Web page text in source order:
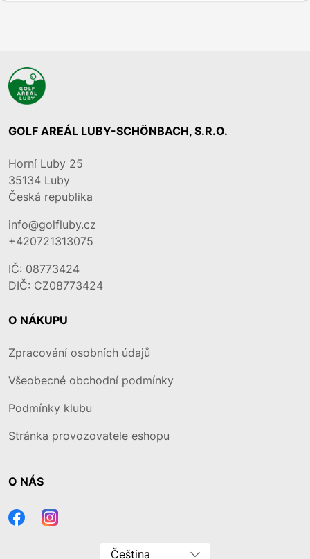
GOLF AREÁL LUBY-SCHÖNBACH, S.R.O.
Horní Luby 25
35134 Luby
Česká republika
info@golfluby.cz
+420721313075
IČ: 08773424
DIČ: CZ08773424
O NÁKUPU
Zpracování osobních údajů
Všeobecné obchodní podmínky
Podmínky klubu
Stránka provozovatele eshopu
O NÁS